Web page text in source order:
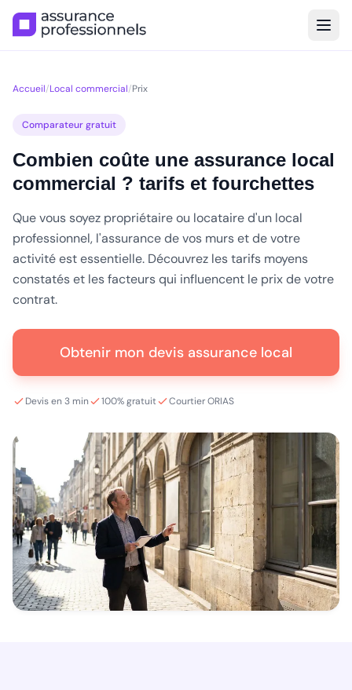
Accueil/Local commercial/Prix
Comparateur gratuit
Combien coûte une assurance local
commercial ? tarifs et fourchettes
Que vous soyez propriétaire ou locataire d'un local
professionnel, l'assurance de vos murs et de votre
activité est essentielle. Découvrez les tarifs moyens
constatés et les facteurs qui influencent le prix de votre
contrat.
Obtenir mon devis assurance local
Devis en 3 min 100% gratuit Courtier ORIAS